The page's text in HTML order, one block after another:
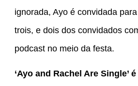
ignorada, Ayo é convidada
trois, e dois dos convidados
podcast no meio da festa.
‘Ayo and Rachel Are Single’